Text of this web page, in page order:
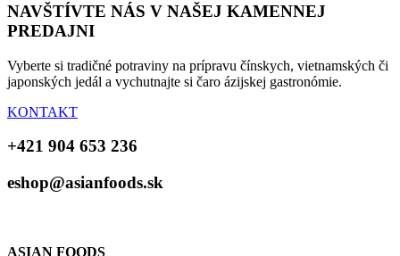
NAVŠTÍVTE NÁS V NAŠEJ KAMENNEJ
PREDAJNI
Vyberte si tradičné potraviny na prípravu čínskych, vietnamských či
japonských jedál a vychutnajte si čaro ázijskej gastronómie.
KONTAKT
+421 904 653 236
eshop@asianfoods.sk
ASIAN FOODS